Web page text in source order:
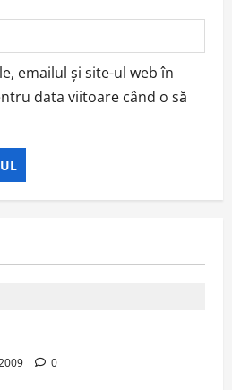
emailul și site-ul web în
data viitoare când o să
0